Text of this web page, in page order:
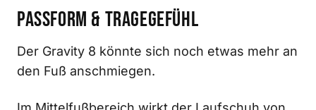
Passform & Tragegefühl
Der Gravity 8 könnte sich noch etwas mehr an
den Fuß anschmiegen.